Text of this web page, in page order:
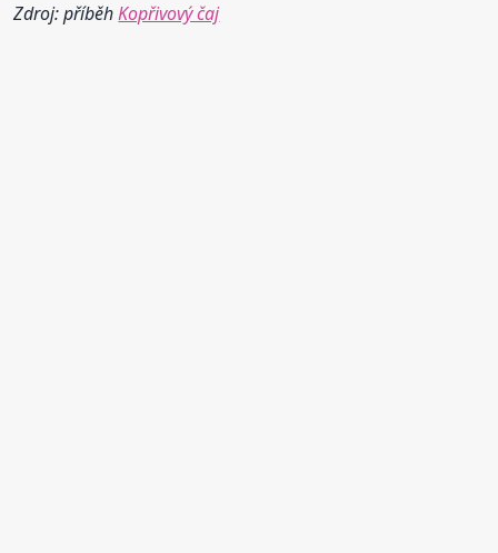
Zdroj: příběhKopřivový čaj